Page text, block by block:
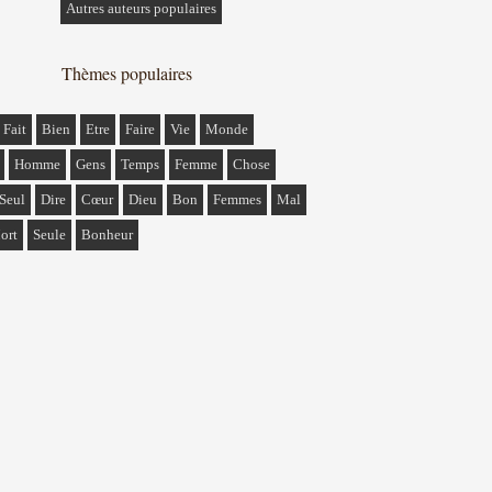
Autres auteurs populaires
Thèmes populaires
Fait Bien Etre Faire Vie Monde
Homme Gens Temps Femme Chose
Seul Dire Cœur Dieu Bon Femmes Mal
Seule Bonheur